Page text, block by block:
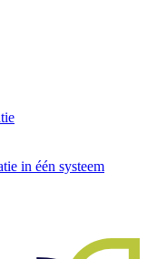
in één systeem